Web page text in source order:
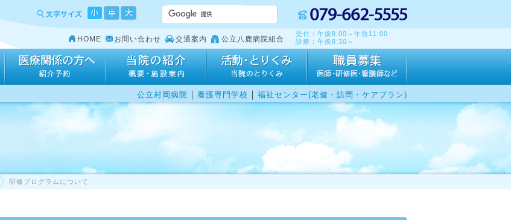
HOME お問い合わせ 交通案内 公立八鹿病院組合
受付：午前8:00～午前11:00
診療：午前8:30～
公立村岡病院 ｜ 看護専門学校 ｜ 福祉センター(老健・訪問・ケアプラン)
研修プログラムについて